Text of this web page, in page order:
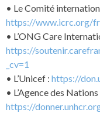
• Le Comité
https://www.icrc.org/
• L’ONG Care
https://
_cv=1
• L’Unicef : https://
• L’Agence des
https://